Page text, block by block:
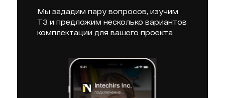
Мы зададим пару вопросов, изучим
ТЗ и предложим несколько вариантов
комплектации для вашего проекта